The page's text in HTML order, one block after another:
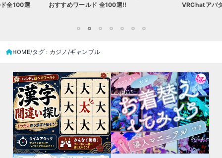
全100選
おすすめワールド 全100選!!
VRChatアバ
HOME タグ : カジノ/ギャンブル